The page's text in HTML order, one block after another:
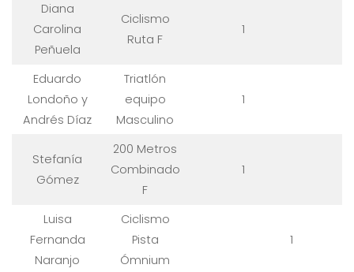
Diana
Carolina
Peñuela
Ciclismo
Ruta F
1
Eduardo
Londoño y
Andrés Díaz
Triatlón
equipo
Masculino
1
Stefanía
Gómez
200 Metros
Combinado
F
1
Luisa
Fernanda
Naranjo
Ciclismo
Pista
Ómnium
1